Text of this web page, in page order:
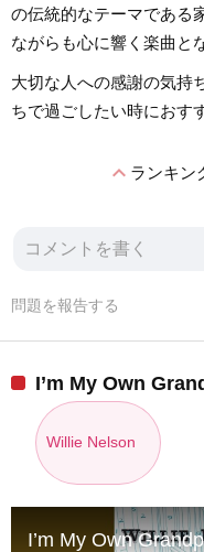
の伝統的なテーマである
ながらも心に響く楽曲と
大切な人への感謝の気持
ちで過ごしたい時におす
expand_lessランキン
問題を報告する
I’m My Own
Willie Nelson
I’m My Own